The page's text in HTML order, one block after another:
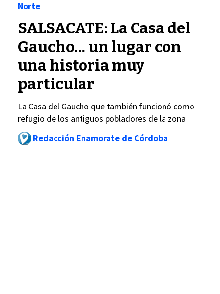
SALSACATE: La Casa del
Gaucho… un lugar con
una historia muy
particular
La Casa del Gaucho que también funcionó como
refugio de los antiguos pobladores de la zona
Norte
Redacción Enamorate de Córdoba